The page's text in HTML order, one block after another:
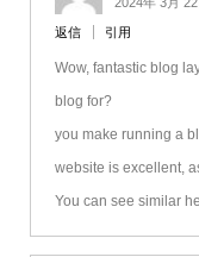
返信 引用
Wow, fantastic blog
blog for?
you make running a
website is excellent,
You can see similar